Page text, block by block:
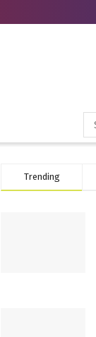
Trending